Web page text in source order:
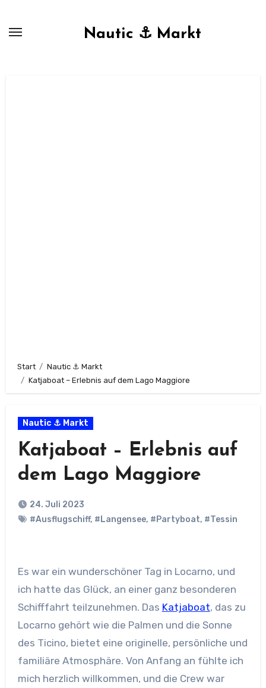
Nautic ⚓ Markt
Start
Nautic ⚓ Markt
Katjaboat – Erlebnis auf dem Lago Maggiore
Nautic ⚓ Markt
Katjaboat – Erlebnis auf
dem Lago Maggiore
24. Juli 2023
#Ausflugschiff, #Langensee, #Partyboat, #Tessin
Es war ein wunderschöner Tag in Locarno, und
ich hatte das Glück, an einer ganz besonderen
Schifffahrt teilzunehmen. Das Katjaboat, das zu
Locarno gehört wie die Palmen und die Sonne
des Ticino, bietet eine originelle, persönliche und
familiäre Atmosphäre. Von Anfang an fühlte ich
mich herzlich willkommen, und die Crew war